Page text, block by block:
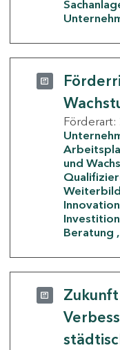
Förderart:
und
Beratung